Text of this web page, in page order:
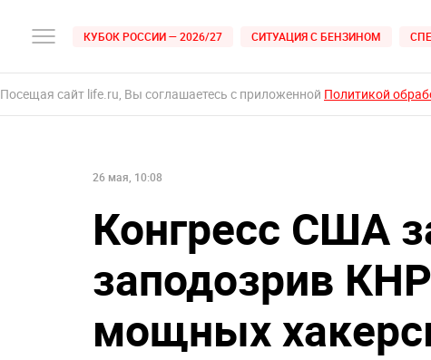
КУБОК РОССИИ — 2026/27 СИТУАЦИЯ С БЕНЗИНОМ
Посещая сайт life.ru, Вы соглашаетесь с приложенной Политикой
26 мая, 10:08
Конгресс США
заподозрив
мощных